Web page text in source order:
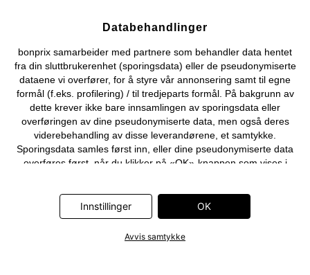
Databehandlinger
bonprix samarbeider med partnere som behandler data hentet
fra din sluttbrukerenhet (sporingsdata) eller de pseudonymiserte
dataene vi overfører, for å styre vår annonsering samt til egne
formål (f.eks. profilering) / til tredjeparts formål. På bakgrunn av
dette krever ikke bare innsamlingen av sporingsdata eller
overføringen av dine pseudonymiserte data, men også deres
viderebehandling av disse leverandørene, et samtykke.
Sporingsdata samles først inn, eller dine pseudonymiserte data
overføres først, når du klikker på «OK»-knappen som vises i
Communications GmbH, ID5 Technology Ltd, Meta Platforms
Ireland Ltd, Microsoft Ireland Operations Ltd, Pinterest Europe
Ltd, RTB-House GmbH, Snap Group Ltd, TikTok Information
Innstillinger OK
Avvis samtykke